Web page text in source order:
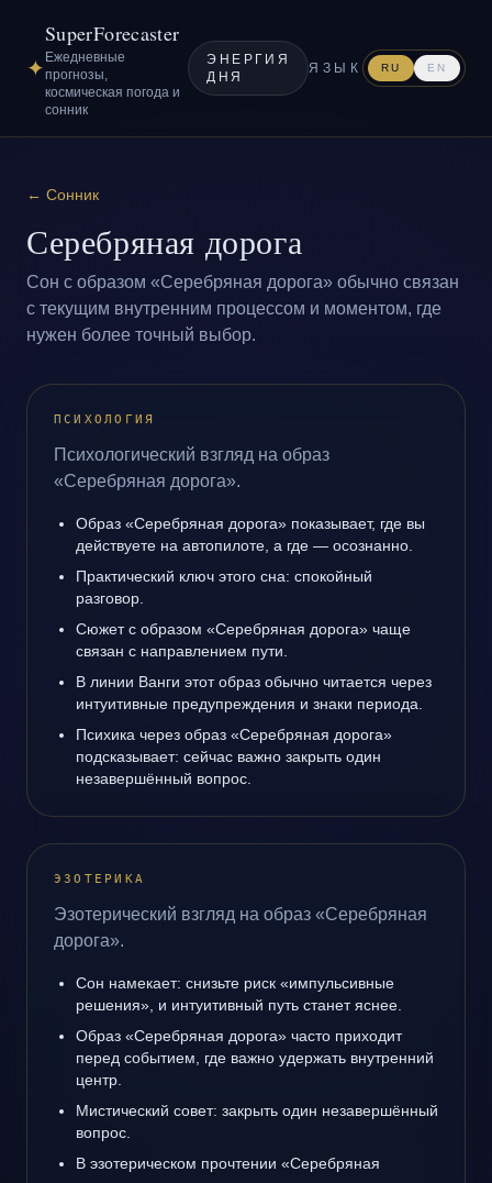
✦
SuperForecaster
Ежедневные
прогнозы,
космическая погода и
сонник
ЭНЕРГИЯ
ДНЯ
ЯЗЫК RU EN
← Сонник
Серебряная дорога
Сон с образом «Серебряная дорога» обычно связан
с текущим внутренним процессом и моментом, где
нужен более точный выбор.
ПСИХОЛОГИЯ
Психологический взгляд на образ
«Серебряная дорога».
Образ «Серебряная дорога» показывает, где вы
действуете на автопилоте, а где — осознанно.
Практический ключ этого сна: спокойный
разговор.
Сюжет с образом «Серебряная дорога» чаще
связан с направлением пути.
В линии Ванги этот образ обычно читается через
интуитивные предупреждения и знаки периода.
Психика через образ «Серебряная дорога»
подсказывает: сейчас важно закрыть один
незавершённый вопрос.
ЭЗОТЕРИКА
Эзотерический взгляд на образ «Серебряная
дорога».
Сон намекает: снизьте риск «импульсивные
решения», и интуитивный путь станет яснее.
Образ «Серебряная дорога» часто приходит
перед событием, где важно удержать внутренний
центр.
Мистический совет: закрыть один незавершённый
вопрос.
В эзотерическом прочтении «Серебряная